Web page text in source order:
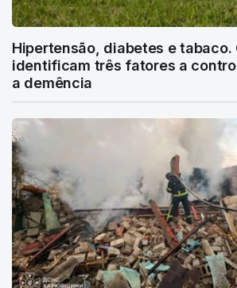
Hipertensão, diabetes e tabaco.
identificam três fatores a
a demência